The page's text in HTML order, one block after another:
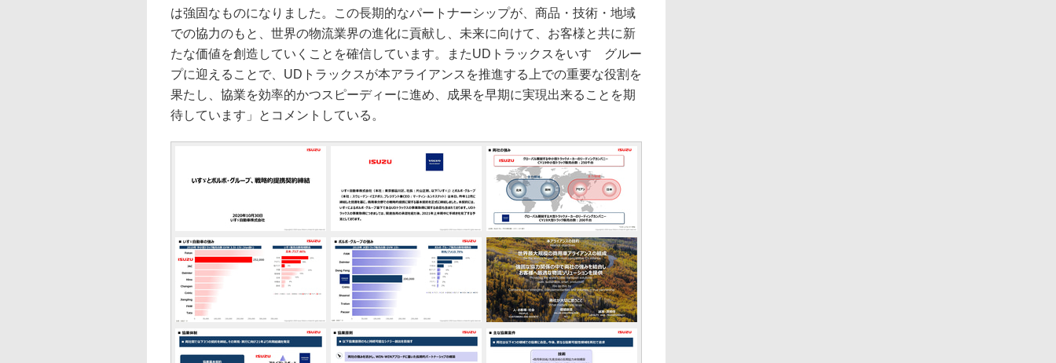
は強固なものになりました。この長期的なパートナーシップが、商品・技術・地域
での協力のもと、世界の物流業界の進化に貢献し、未来に向けて、お客様と共に新
たな価値を創造していくことを確信しています。またUDトラックスをいすゞグルー
プに迎えることで、UDトラックスが本アライアンスを推進する上での重要な役割を
果たし、協業を効率的かつスピーディーに進め、成果を早期に実現出来ることを期
待しています」とコメントしている。